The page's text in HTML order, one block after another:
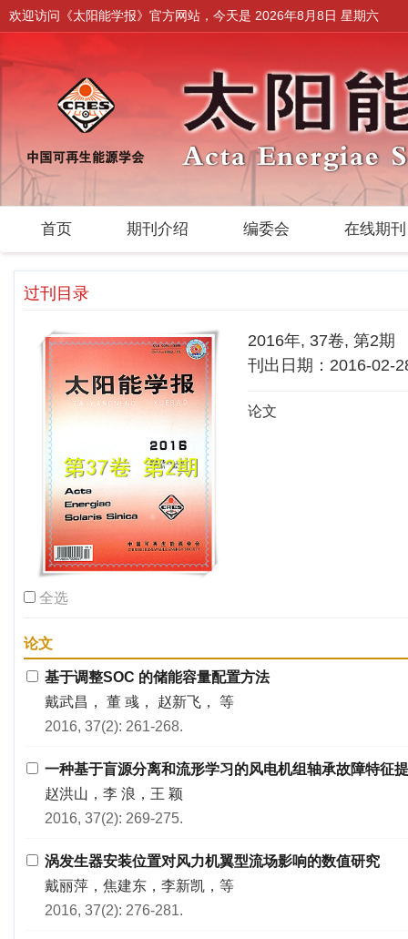
欢迎访问《太阳能学报》官方网站，今天是 2026年8月8日 星期六
首页 期刊介绍 编委会 在线期
过刊目录
2016年, 37卷, 第2期
刊出日期：2016-02-
论文
全选
论文
基于调整SOC 的储能容量配置方法
戴武昌， 董 彧， 赵新飞， 等
2016, 37(2): 261-268.
一种基于盲源分离和流形学习的风电机组轴承故障特征
赵洪山，李 浪，王 颖
2016, 37(2): 269-275.
涡发生器安装位置对风力机翼型流场影响的数值研究
戴丽萍，焦建东，李新凯，等
2016, 37(2): 276-281.